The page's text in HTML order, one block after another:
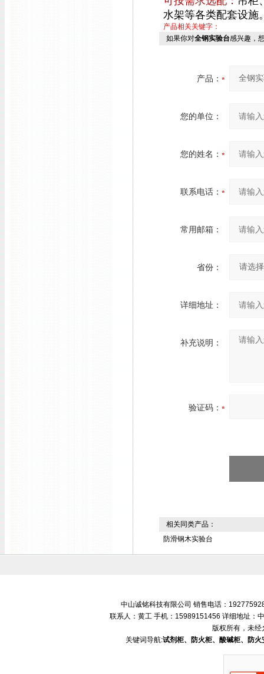
水架等各类配套设施
产品相关关键字：
如果你对全钢实验台感兴趣，
产品：
您的单位：
您的姓名：
联系电话：
常用邮箱：
省份：
详细地址：
补充说明：
验证码：
相关同类产品：
防滑钢木实验台
中山诚铭科技有限公司 销售电话：
联系人：黄工 手机：15989151456 详细地址：
版权所有，未经
关键词导航:试剂柜、防火柜、酸碱柜、防